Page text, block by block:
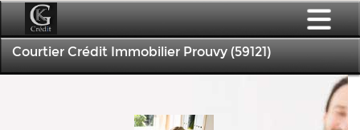
Courtier Crédit Immobilier Prouvy (59121)